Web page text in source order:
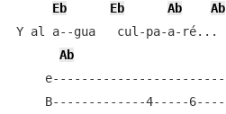
Eb
Eb Ab Ab
Y al a--gua   cul-pa-a-ré...
Ab
B-------------4-----